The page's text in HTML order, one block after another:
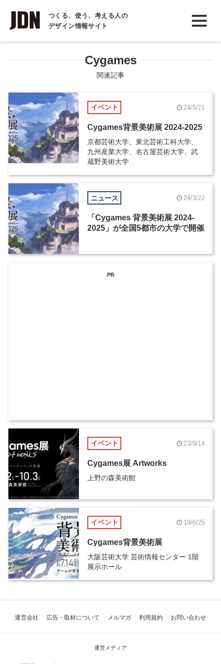
つくる、使う、考える人の
デザイン情報サイト
INTERVIEW
インタビュー
COLUMN
コラム
Cygames
関連記事
イベント 24/5/21
Cygames背景美術展 2024-2025
京都芸術大学、東北芸術工科大学、
九州産業大学、名古屋芸術大学、武
蔵野美術大学
ニュース 24/3/22
「Cygames 背景美術展 2024-
2025」が全国5都市の大学で開催
PR
イベント 23/9/14
Cygames展 Artworks
上野の森美術館
イベント 19/6/25
Cygames背景美術展
大阪芸術大学 芸術情報センター 1階
展示ホール
運営会社 広告・取材について メルマガ 利用規約 お問い合わせ
運営メディア